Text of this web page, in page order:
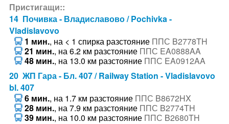
Пристигащи::
14 Почивка - Владиславово / Pochivka -
Vladislavovo
1 мин., на < 1 спирка разстояние ППС B2778TH
21 мин., на 6.2 км разстояние ППС EA0888AA
48 мин., на 13.0 км разстояние ППС EA0912AA
20 ЖП Гара - Бл. 407 / Railway Station - Vladislavovo
bl. 407
6 мин., на 1.7 км разстояние ППС B8672HX
28 мин., на 7.9 км разстояние ППС B2774TH
39 мин., на 10.0 км разстояние ППС B2680TH